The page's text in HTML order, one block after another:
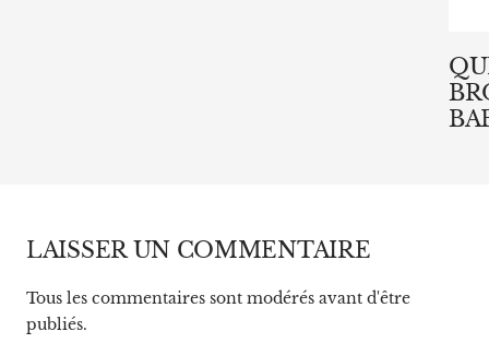
LAISSER UN COMMENTAIRE
Tous les commentaires sont modérés avant d'être
publiés.